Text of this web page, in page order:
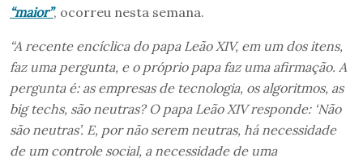
“maior”, ocorreu nesta semana.
“A recente encíclica do papa Leão XIV, em um dos itens,
faz uma pergunta, e o próprio papa faz uma afirmação. A
pergunta é: as empresas de tecnologia, os algoritmos, as
big techs, são neutras? O papa Leão XIV responde: ‘Não
são neutras’. E, por não serem neutras, há necessidade
de um controle social, a necessidade de uma